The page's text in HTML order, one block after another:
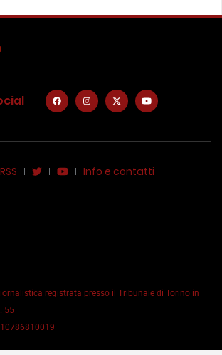
Info e contatti
registrata presso il Tribunale di Torino in
55
10786810019